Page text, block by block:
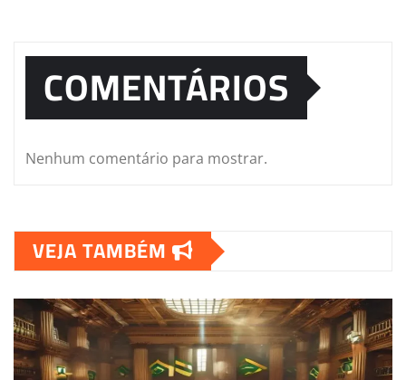
COMENTÁRIOS
Nenhum comentário para mostrar.
VEJA TAMBÉM